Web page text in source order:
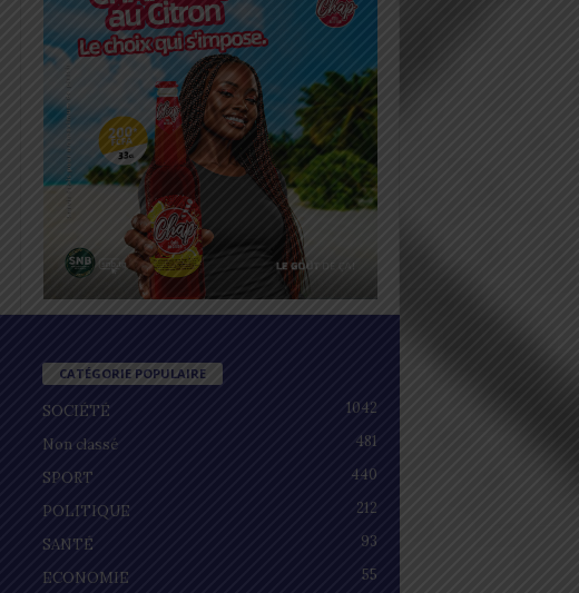
CATÉGORIE POPULAIRE
SOCIÉTÉ
1042
Non classé
481
SPORT
440
POLITIQUE
212
SANTÉ
93
ECONOMIE
55